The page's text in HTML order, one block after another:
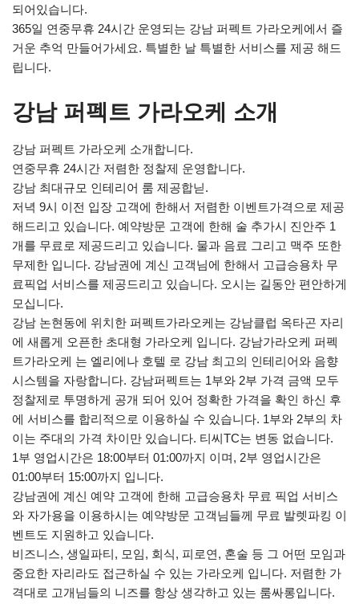
되어있습니다.
365일 연중무휴 24시간 운영되는 강남 퍼펙트 가라오케에서 즐
거운 추억 만들어가세요. 특별한 날 특별한 서비스를 제공 해드
립니다.
강남 퍼펙트 가라오케 소개
강남 퍼펙트 가라오케 소개합니다.
연중무휴 24시간 저렴한 정찰제 운영합니다.
강남 최대규모 인테리어 룸 제공합닏.
저녁 9시 이전 입장 고객에 한해서 저렴한 이벤트가격으로 제공
해드리고 있습니다. 예약방문 고객에 한해 술 추가시 진안주 1
개를 무료로 제공드리고 있습니다. 물과 음료 그리고 맥주 또한
무제한 입니다. 강남권에 계신 고객님에 한해서 고급승용차 무
료픽업 서비스를 제공드리고 있습니다. 오시는 길동안 편안하게
모십니다.
강남 논현동에 위치한 퍼펙트가라오케는 강남클럽 옥타곤 자리
에 새롭게 오픈한 초대형 가라오케 입니다. 강남가라오케 퍼펙
트가라오케 는 엘리에나 호텔 로 강남 최고의 인테리어와 음향
시스템을 자랑합니다. 강남퍼펙트는 1부와 2부 가격 금액 모두
정찰제로 투명하게 공개 되어 있어 정확한 가격을 확인 하신 후
에 서비스를 합리적으로 이용하실 수 있습니다. 1부와 2부의 차
이는 주대의 가격 차이만 있습니다. 티씨TC는 변동 없습니다.
1부 영업시간은 18:00부터 01:00까지 이며, 2부 영업시간은
01:00부터 15:00까지 입니다.
강남권에 계신 예약 고객에 한해 고급승용차 무료 픽업 서비스
와 자가용을 이용하시는 예약방문 고객님들께 무료 발렛파킹 이
벤트도 지원하고 있습니다.
비즈니스, 생일파티, 모임, 회식, 피로연, 혼술 등 그 어떤 모임과
중요한 자리라도 접근하실 수 있는 가라오케 입니다. 저렴한 가
격대로 고개님들의 니즈를 항상 생각하고 있는 룸싸롱입니다.